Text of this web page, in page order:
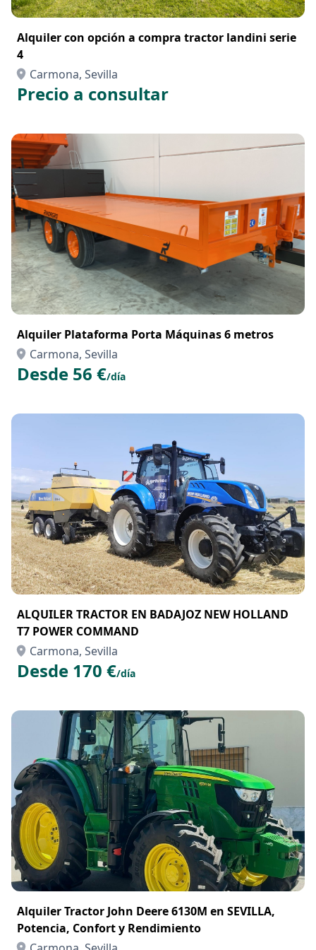
Alquiler con opción a compra tractor landini serie
4
Carmona, Sevilla
Precio a consultar
Alquiler Plataforma Porta Máquinas 6 metros
Carmona, Sevilla
Desde 56 €/día
ALQUILER TRACTOR EN BADAJOZ NEW HOLLAND
T7 POWER COMMAND
Carmona, Sevilla
Desde 170 €/día
Alquiler Tractor John Deere 6130M en SEVILLA,
Potencia, Confort y Rendimiento